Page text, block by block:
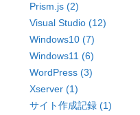
Prism.js (2)
Visual Studio (12)
Windows10 (7)
Windows11 (6)
WordPress (3)
Xserver (1)
サイト作成記録 (1)